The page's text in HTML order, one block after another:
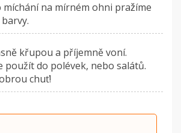
míchání na mírném ohni pražíme
křupou a příjemně voní.
použít do polévek, nebo salátů.
chuť!